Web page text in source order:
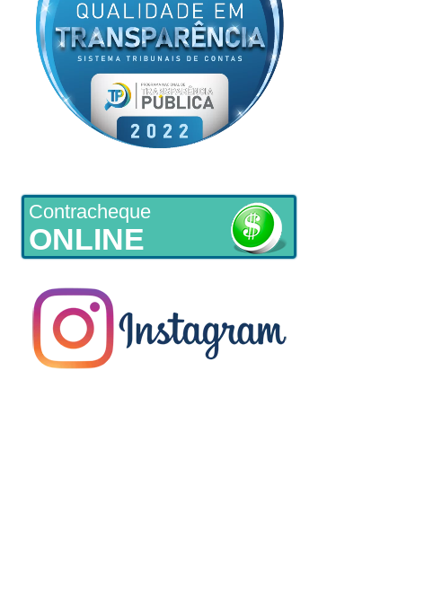
Contracheque
ONLINE